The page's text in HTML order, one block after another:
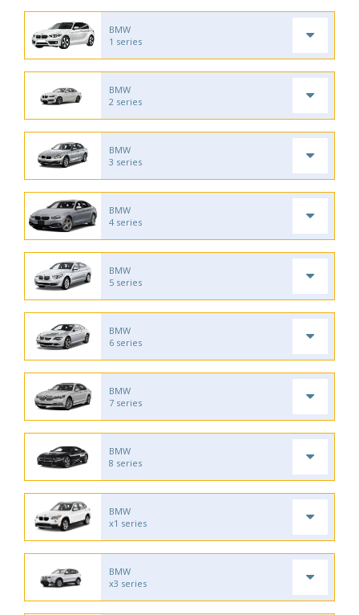
BMW
1 series
BMW
2 series
BMW
3 series
BMW
4 series
BMW
5 series
BMW
6 series
BMW
7 series
BMW
8 series
BMW
x1 series
BMW
x3 series